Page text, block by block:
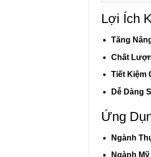
Lợi Ích
Tăng
Chất
Tiết Kiệm
Dễ Dàng
Ứng
Ngành
Ngành